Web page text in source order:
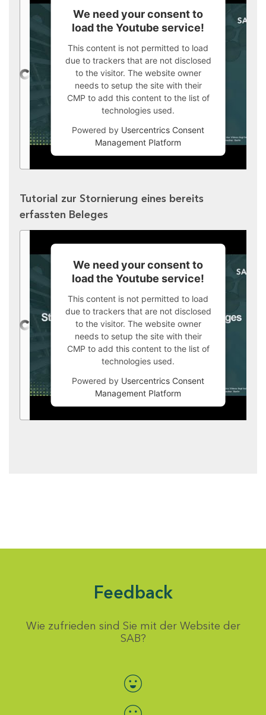
We need your consent to
load the Youtube service!
This content is not permitted to load
due to trackers that are not disclosed
to the visitor. The website owner
needs to setup the site with their
CMP to add this content to the list of
technologies used.
Powered by Usercentrics Consent
Management Platform
Tutorial zur Stornierung eines bereits
erfassten Beleges
We need your consent to
load the Youtube service!
This content is not permitted to load
due to trackers that are not disclosed
to the visitor. The website owner
needs to setup the site with their
CMP to add this content to the list of
technologies used.
Powered by Usercentrics Consent
Management Platform
Feedback
Wie zufrieden sind Sie mit der Website der
SAB?
Bewertung auswählen